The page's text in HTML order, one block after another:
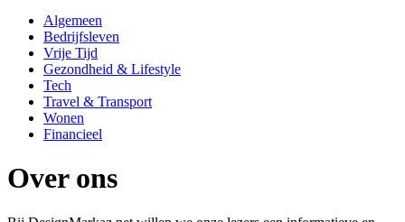
Algemeen
Bedrijfsleven
Vrije Tijd
Gezondheid & Lifestyle
Tech
Travel & Transport
Wonen
Financieel
Over ons